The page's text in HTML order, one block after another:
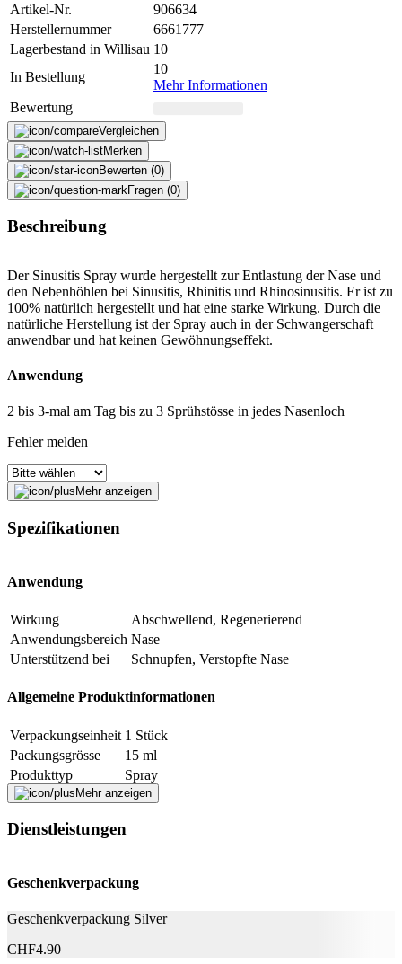
Artikel-Nr.
906634
Herstellernummer
6661777
Lagerbestand in Willisau 10
In Bestellung
10
Mehr Informationen
Bewertung
Vergleichen
Merken
Bewerten (0)
Fragen (0)
Beschreibung
Der Sinusitis Spray wurde hergestellt zur Entlastung der Nase und
den Nebenhöhlen bei Sinusitis, Rhinitis und Rhinosinusitis. Er ist zu
100% natürlich hergestellt und hat eine starke Wirkung. Durch die
natürliche Herstellung ist der Spray auch in der Schwangerschaft
anwendbar und hat keinen Gewöhnungseffekt.
Anwendung
2 bis 3-mal am Tag bis zu 3 Sprühstösse in jedes Nasenloch
Fehler melden
Beschreibung
Mehr anzeigen
Spezifikationen
Anwendung
Wirkung
Abschwellend, Regenerierend
Anwendungsbereich Nase
Unterstützend bei
Schnupfen, Verstopfte Nase
Allgemeine Produktinformationen
Verpackungseinheit 1 Stück
Packungsgrösse
15 ml
Produkttyp
Spray
Natürlich Leben
Mehr anzeigen
Dienstleistungen
Geschenkverpackung
Geschenkverpackung Silver
CHF4.90